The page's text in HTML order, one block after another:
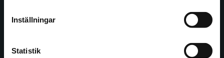
Inställningar
Statistik
Kundservice